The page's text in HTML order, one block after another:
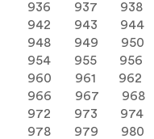
936
937 938
942
943 944
948
949 950
954
955 956
960
961 962
966
967 968
972
973 974
978
979 980